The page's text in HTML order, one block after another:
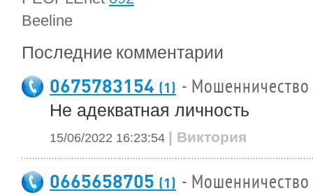
Beeline
Последние комментарии
0675783154 (1) - Мошенничество
Не адекватная личность
15/06/2022 16:23:54 | Виктория
0665658705 (1) - Мошенничество